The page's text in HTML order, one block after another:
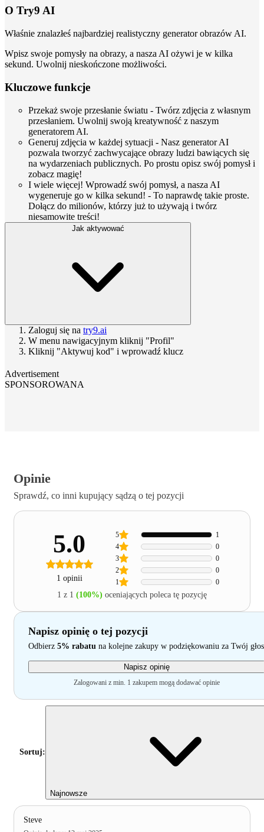
O Try9 AI
Właśnie znalazłeś najbardziej realistyczny generator obrazów AI.
Wpisz swoje pomysły na obrazy, a nasza AI ożywi je w kilka
sekund. Uwolnij nieskończone możliwości.
Kluczowe funkcje
Przekaż swoje przesłanie światu - Twórz zdjęcia z własnym
przesłaniem. Uwolnij swoją kreatywność z naszym
generatorem AI.
Generuj zdjęcia w każdej sytuacji - Nasz generator AI
pozwala tworzyć zachwycające obrazy ludzi bawiących się
na wydarzeniach publicznych. Po prostu opisz swój pomysł i
zobacz magię!
I wiele więcej! Wprowadź swój pomysł, a nasza AI
wygeneruje go w kilka sekund! - To naprawdę takie proste.
Dołącz do milionów, którzy już to używają i twórz
niesamowite treści!
Jak aktywować
Zaloguj się na try9.ai
W menu nawigacyjnym kliknij "Profil"
Kliknij "Aktywuj kod" i wprowadź klucz
Advertisement
SPONSOROWANA
Opinie
Sprawdź, co inni kupujący sądzą o tej pozycji
5.0
1 opinii 1 0
2 0
3 0
4 0
5 1
1 z 1 (100%) oceniających poleca tę pozycję
Napisz opinię o tej pozycji
Odbierz 5% rabatu na kolejne zakupy w podziękowaniu za Twój głos
Napisz opinię
Zalogowani z min. 1 zakupem mogą dodawać opinie
Sortuj:
Najnowsze
Steve